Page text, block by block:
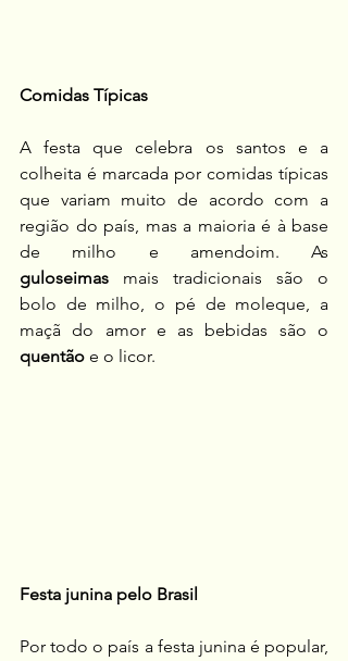
Comidas Típicas
A festa que celebra os santos e a
colheita é marcada por comidas típicas
que variam muito de acordo com a
região do país, mas a maioria é à base
guloseimas mais tradicionais são o
bolo de milho, o pé de moleque, a
quentão e o licor.
Festa junina pelo Brasil
Por todo o país a festa junina é popular,